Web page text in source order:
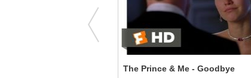
The Prince & Me - Goodbye